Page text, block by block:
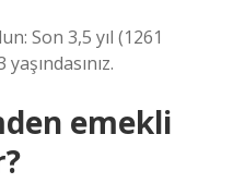
Son 3,5 yıl (1261
emekli